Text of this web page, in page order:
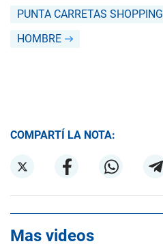
PUNTA CARRETAS SHOPPING
HOMBRE
COMPARTÍ LA NOTA:
Mas videos